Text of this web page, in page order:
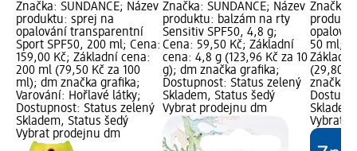
Značka: SUNDANCE; Název
produktu: sprej na
opalování transparentní
Sport SPF50, 200 ml; Cena:
159,00 Kč; Základní cena:
200 ml (79,50 Kč za 100
ml); dm značka grafika;
Varování: Hořlavé látky;
Dostupnost: Status zelený
Skladem, Status šedý
Vybrat prodejnu dm
Značka: SUNDANCE; Název
produktu: balzám na rty
Sensitiv SPF50, 4,8 g;
Cena: 59,50 Kč; Základní
cena: 4,8 g (123,96 Kč za 10
g); dm značka grafika;
Dostupnost: Status zelený
Skladem, Status šedý
Vybrat prodejnu dm
Značka:
50 ml;
(29,80
značka
Vybrat